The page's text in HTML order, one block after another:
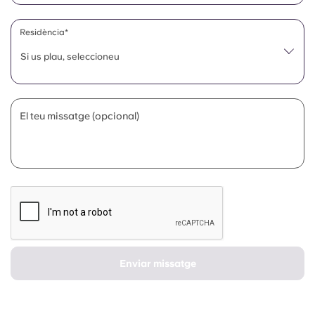
Portuguese
Si us plau, seleccioneu
Residència*
El teu missatge (opcional)
Enviar missatge